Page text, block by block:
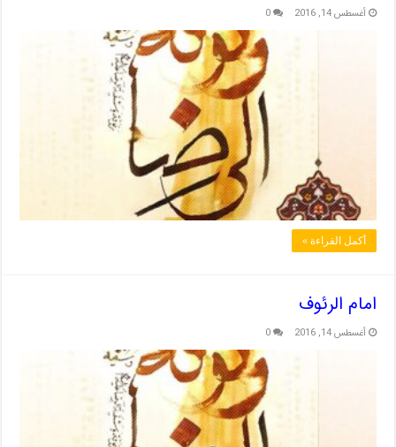
أغسطس 14, 2016 0
أكمل القراءة »
امام الرئوف
أغسطس 14, 2016 0